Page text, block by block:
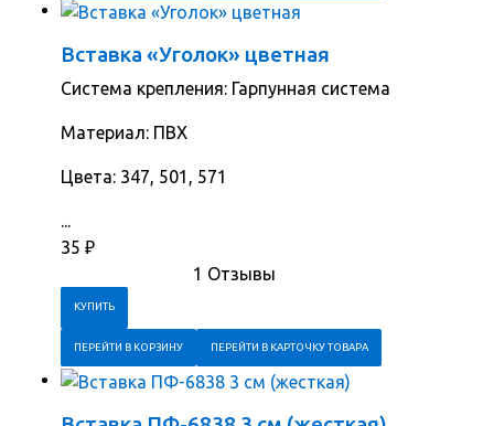
Вставка «Уголок» цветная
Система крепления: Гарпунная система
Материал: ПВХ
Цвета: 347, 501, 571
...
35 ₽
1 Отзывы
ПЕРЕЙТИ В КОРЗИНУ ПЕРЕЙТИ В КАРТОЧКУ ТОВАРА